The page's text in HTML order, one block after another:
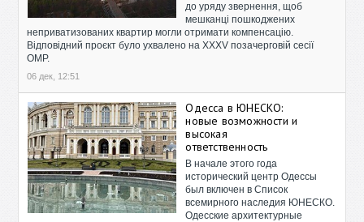
до уряду звернення, щоб
мешканці пошкоджених
неприватизованих квартир могли отримати компенсацію.
Відповідний проєкт було ухвалено на XXXV позачерговій сесії
ОМР.
06 дек, 12:51
Одесса в ЮНЕСКО:
новые возможности и
высокая
ответственность
В начале этого года
исторический центр Одессы
был включен в Список
всемирного наследия ЮНЕСКО.
Одесские архитектурные